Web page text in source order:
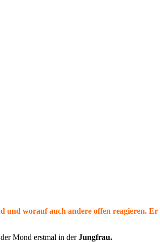
worauf auch andere offen reagieren. Er
Mond erstmal in derJungfrau.